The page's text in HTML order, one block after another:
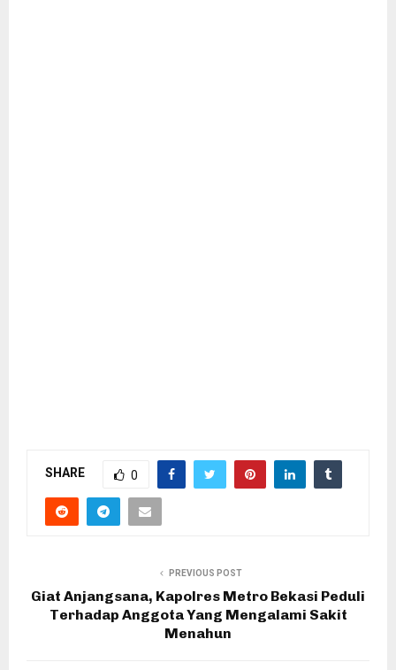
SHARE 0
PREVIOUS POST
Giat Anjangsana, Kapolres Metro Bekasi Peduli
Terhadap Anggota Yang Mengalami Sakit
Menahun